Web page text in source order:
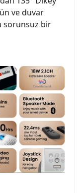
ve duvar
sorunsuz bir